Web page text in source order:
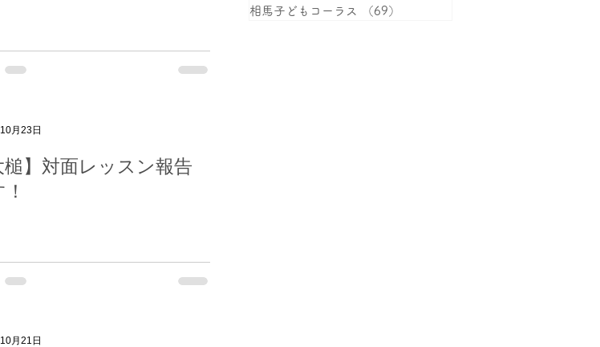
槌】対面レッスン報告
月23日
月21日
相馬子どもコーラス
（69）